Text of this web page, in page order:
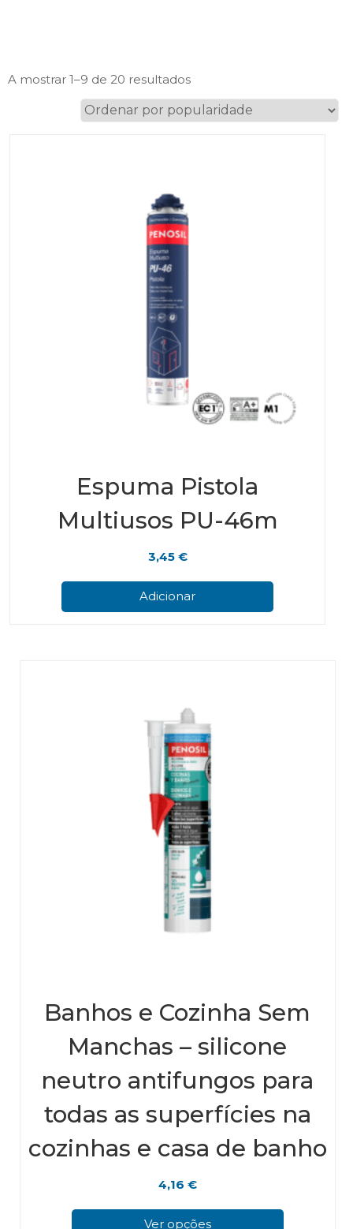
A mostrar 1–9 de 20 resultadosOrdenado
popularidade
Espuma Pistola
Multiusos PU-46m
3,45 €
Adicionar
Banhos e Cozinha Sem
Manchas – silicone
neutro antifungos para
todas as superfícies na
cozinhas e casa de banho
4,16 €
Ver opções